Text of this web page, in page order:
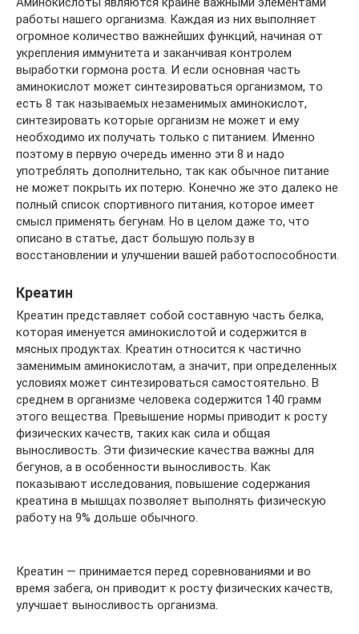
работы нашего организма. Каждая из них выполняет
огромное количество важнейших функций, начиная от
укрепления иммунитета и заканчивая контролем
выработки гормона роста. И если основная часть
аминокислот может синтезироваться организмом, то
есть 8 так называемых незаменимых аминокислот,
синтезировать которые организм не может и ему
необходимо их получать только с питанием. Именно
поэтому в первую очередь именно эти 8 и надо
употреблять дополнительно, так как обычное питание
не может покрыть их потерю. Конечно же это далеко не
полный список спортивного питания, которое имеет
смысл применять бегунам. Но в целом даже то, что
описано в статье, даст большую пользу в
восстановлении и улучшении вашей работоспособности.
Креатин
Креатин представляет собой составную часть белка,
которая именуется аминокислотой и содержится в
мясных продуктах. Креатин относится к частично
заменимым аминокислотам, а значит, при определенных
условиях может синтезироваться самостоятельно. В
среднем в организме человека содержится 140 грамм
этого вещества. Превышение нормы приводит к росту
физических качеств, таких как сила и общая
выносливость. Эти физические качества важны для
бегунов, а в особенности выносливость. Как
показывают исследования, повышение содержания
креатина в мышцах позволяет выполнять физическую
работу на 9% дольше обычного.
Креатин — принимается перед соревнованиями и во
время забега, он приводит к росту физических качеств,
улучшает выносливость организма.